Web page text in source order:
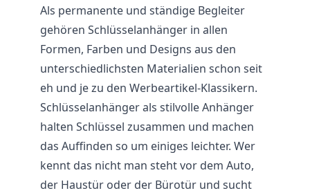
Als permanente und ständige Begleiter
gehören Schlüsselanhänger in allen
Formen, Farben und Designs aus den
unterschiedlichsten Materialien schon seit
eh und je zu den Werbeartikel-Klassikern.
Schlüsselanhänger als stilvolle Anhänger
halten Schlüssel zusammen und machen
das Auffinden so um einiges leichter. Wer
kennt das nicht man steht vor dem Auto,
der Haustür oder der Bürotür und sucht